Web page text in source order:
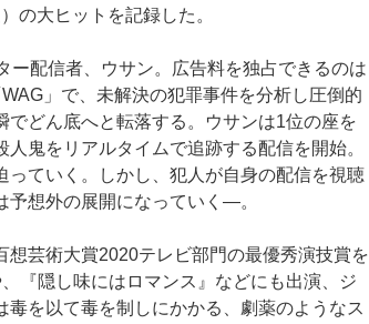
の大ヒットを記録した。
配信者、ウサン。広告料を独占できるのは
」で、未解決の犯罪事件を分析し圧倒的
どん底へと転落する。ウサンは1位の座を
鬼をリアルタイムで追跡する配信を開始。
ていく。しかし、犯人が自身の配信を視聴
予想外の展開になっていく―。
芸術大賞2020テレビ部門の最優秀演技賞を
『隠し味にはロマンス』などにも出演、ジ
を以て毒を制しにかかる、劇薬のようなス